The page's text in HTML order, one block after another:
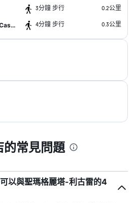
3分鐘 步行 0.2公里
Santa Margherita Ligure Castle 4分鐘 步行 0.3公里
常見問題
以與聖瑪格麗塔-利古雷的4